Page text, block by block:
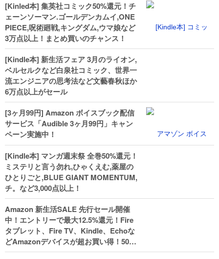
[Kinled本] 集英社コミック50%還元！チ
ェーンソーマン.ゴールデンカムイ,ONE
PIECE,呪術廻戦,キングダム,ウマ娘など
3万点以上！まとめ買いのチャンス！
[Kindle本] 新生活フェア 3月のライオン,
ベルセルクなど白泉社コミック、世界一
流エンジニアの思考法など文藝春秋ほか
6万点以上がセール
[3ヶ月99円] Amazon ボイスブック配信
サービス「Audible 3ヶ月99円」キャン
ペーン実施中！
[Kindle本] マンガ週末祭 全巻50%還元！
ミステリと言う勿れ,ひゃくえむ,薬屋の
ひとりごと,BLUE GIANT MOMENTUM,
チ。など3,000点以上！
Amazon 新生活SALE 先行セール開催
中！エントリーで最大12.5%還元！Fire
タブレット、Fire TV、Kindle、Echoな
どAmazonデバイスが超お買い得！50%
還元！Kindle本 新生活フェアなど！